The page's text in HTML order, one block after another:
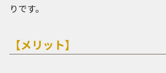
りです。
【メリット】